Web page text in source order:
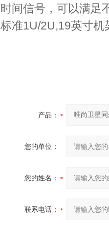
时间信号，可以满足
标准1U/2U,19英寸机
产品：
您的单位：
您的姓名：
联系电话：